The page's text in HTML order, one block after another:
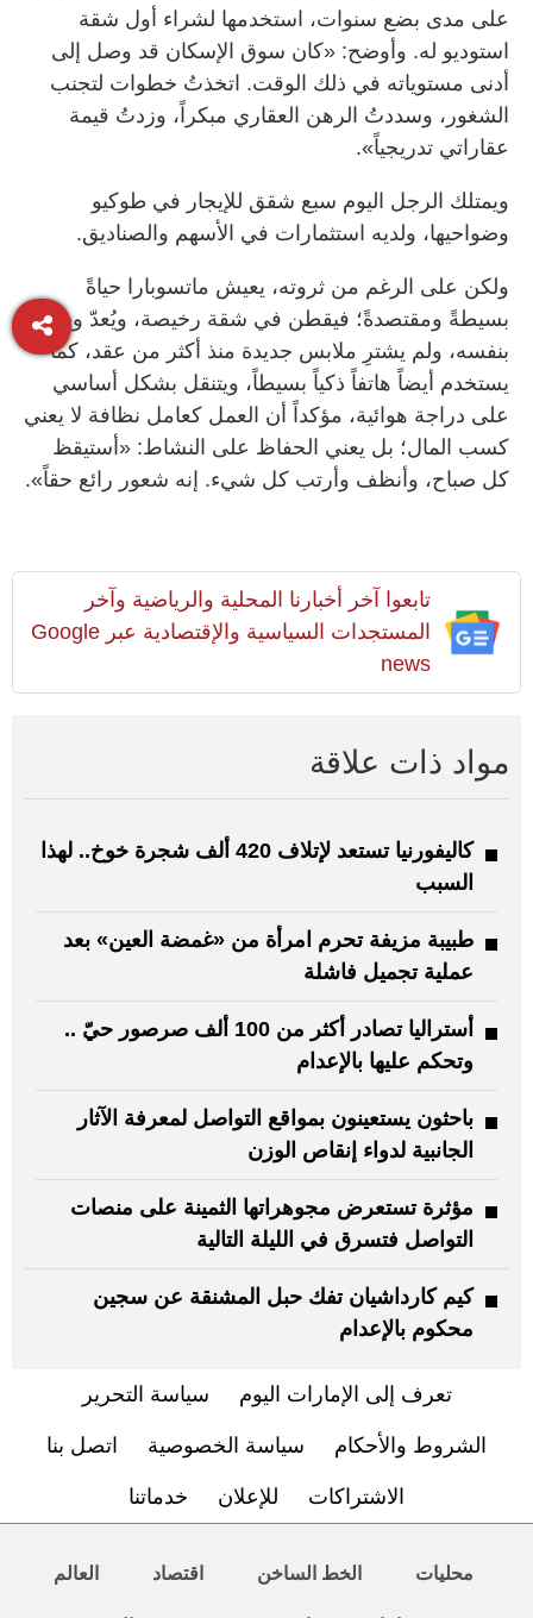
على مدى بضع سنوات، استخدمها لشراء أول شقة
استوديو له. وأوضح: «كان سوق الإسكان قد وصل إلى
أدنى مستوياته في ذلك الوقت. اتخذتُ خطوات لتجنب
الشغور، وسددتُ الرهن العقاري مبكراً، وزدتُ قيمة
عقاراتي تدريجياً».
ويمتلك الرجل اليوم سبع شقق للإيجار في طوكيو
وضواحيها، ولديه استثمارات في الأسهم والصناديق.
ولكن على الرغم من ثروته، يعيش ماتسوبارا حياةً
بسيطةً ومقتصدةً؛ فيقطن في شقة رخيصة، ويُعدّ وجباته
بنفسه، ولم يشترِ ملابس جديدة منذ أكثر من عقد، كما
يستخدم أيضاً هاتفاً ذكياً بسيطاً، ويتنقل بشكل أساسي
على دراجة هوائية، مؤكداً أن العمل كعامل نظافة لا يعني
كسب المال؛ بل يعني الحفاظ على النشاط: «أستيقظ
كل صباح، وأنظف وأرتب كل شيء. إنه شعور رائع حقاً».
تابعوا آخر أخبارنا المحلية والرياضية وآخر
المستجدات السياسية والإقتصادية عبر Google
news
مواد ذات علاقة
كاليفورنيا تستعد لإتلاف 420 ألف شجرة خوخ.. لهذا
السبب
طبيبة مزيفة تحرم امرأة من «غمضة العين» بعد
عملية تجميل فاشلة
أستراليا تصادر أكثر من 100 ألف صرصور حيّ ..
وتحكم عليها بالإعدام
باحثون يستعينون بمواقع التواصل لمعرفة الآثار
الجانبية لدواء إنقاص الوزن
مؤثرة تستعرض مجوهراتها الثمينة على منصات
التواصل فتسرق في الليلة التالية
كيم كارداشيان تفك حبل المشنقة عن سجين
محكوم بالإعدام
تعرف إلى الإمارات اليوم سياسة التحرير
الشروط والأحكام سياسة الخصوصية اتصل بنا
الاشتراكات للإعلان خدماتنا
محليات الخط الساخن اقتصاد العالم